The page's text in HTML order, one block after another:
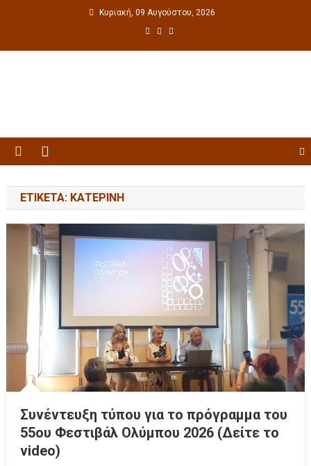
Κυριακή, 09 Αυγούστου, 2026
ΕΤΙΚΈΤΑ: ΚΑΤΕΡΊΝΗ
Συνέντευξη τύπου για το πρόγραμμα του
55ου Φεστιβάλ Ολύμπου 2026 (Δείτε το
video)